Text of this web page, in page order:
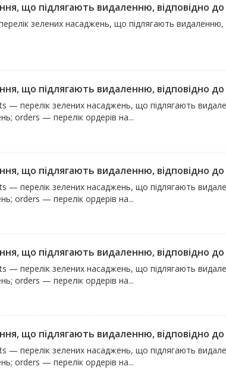
що підлягають видаленню, відповідно до
зелених насаджень, що підлягають
що підлягають видаленню, відповідно до
— перелік зелених насаджень, що підлягають
orders — перелік ордерів на...
що підлягають видаленню, відповідно до
— перелік зелених насаджень, що підлягають
orders — перелік ордерів на...
що підлягають видаленню, відповідно до
— перелік зелених насаджень, що підлягають
orders — перелік ордерів на...
що підлягають видаленню, відповідно до
— перелік зелених насаджень, що підлягають
orders — перелік ордерів на...